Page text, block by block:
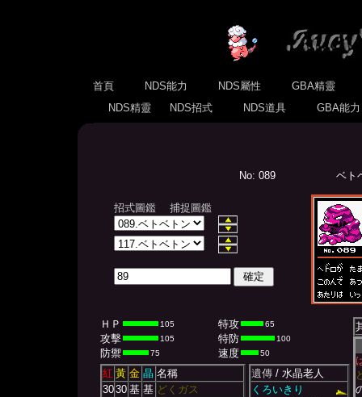
首頁 NDS能力 NDS屬性
GBA精靈
NDS精靈
NDS招式 NDS道具 GBA能
No: 089 ベト
招式圖鑑 捕捉圖鑑
ＨＰ 105 特攻 65
攻擊 105 特防 100
防禦 75 速度 50
紅 黃 金 晶 名稱
3030 基 基 どくガス
遺傳/ 水晶老人
くろいきり